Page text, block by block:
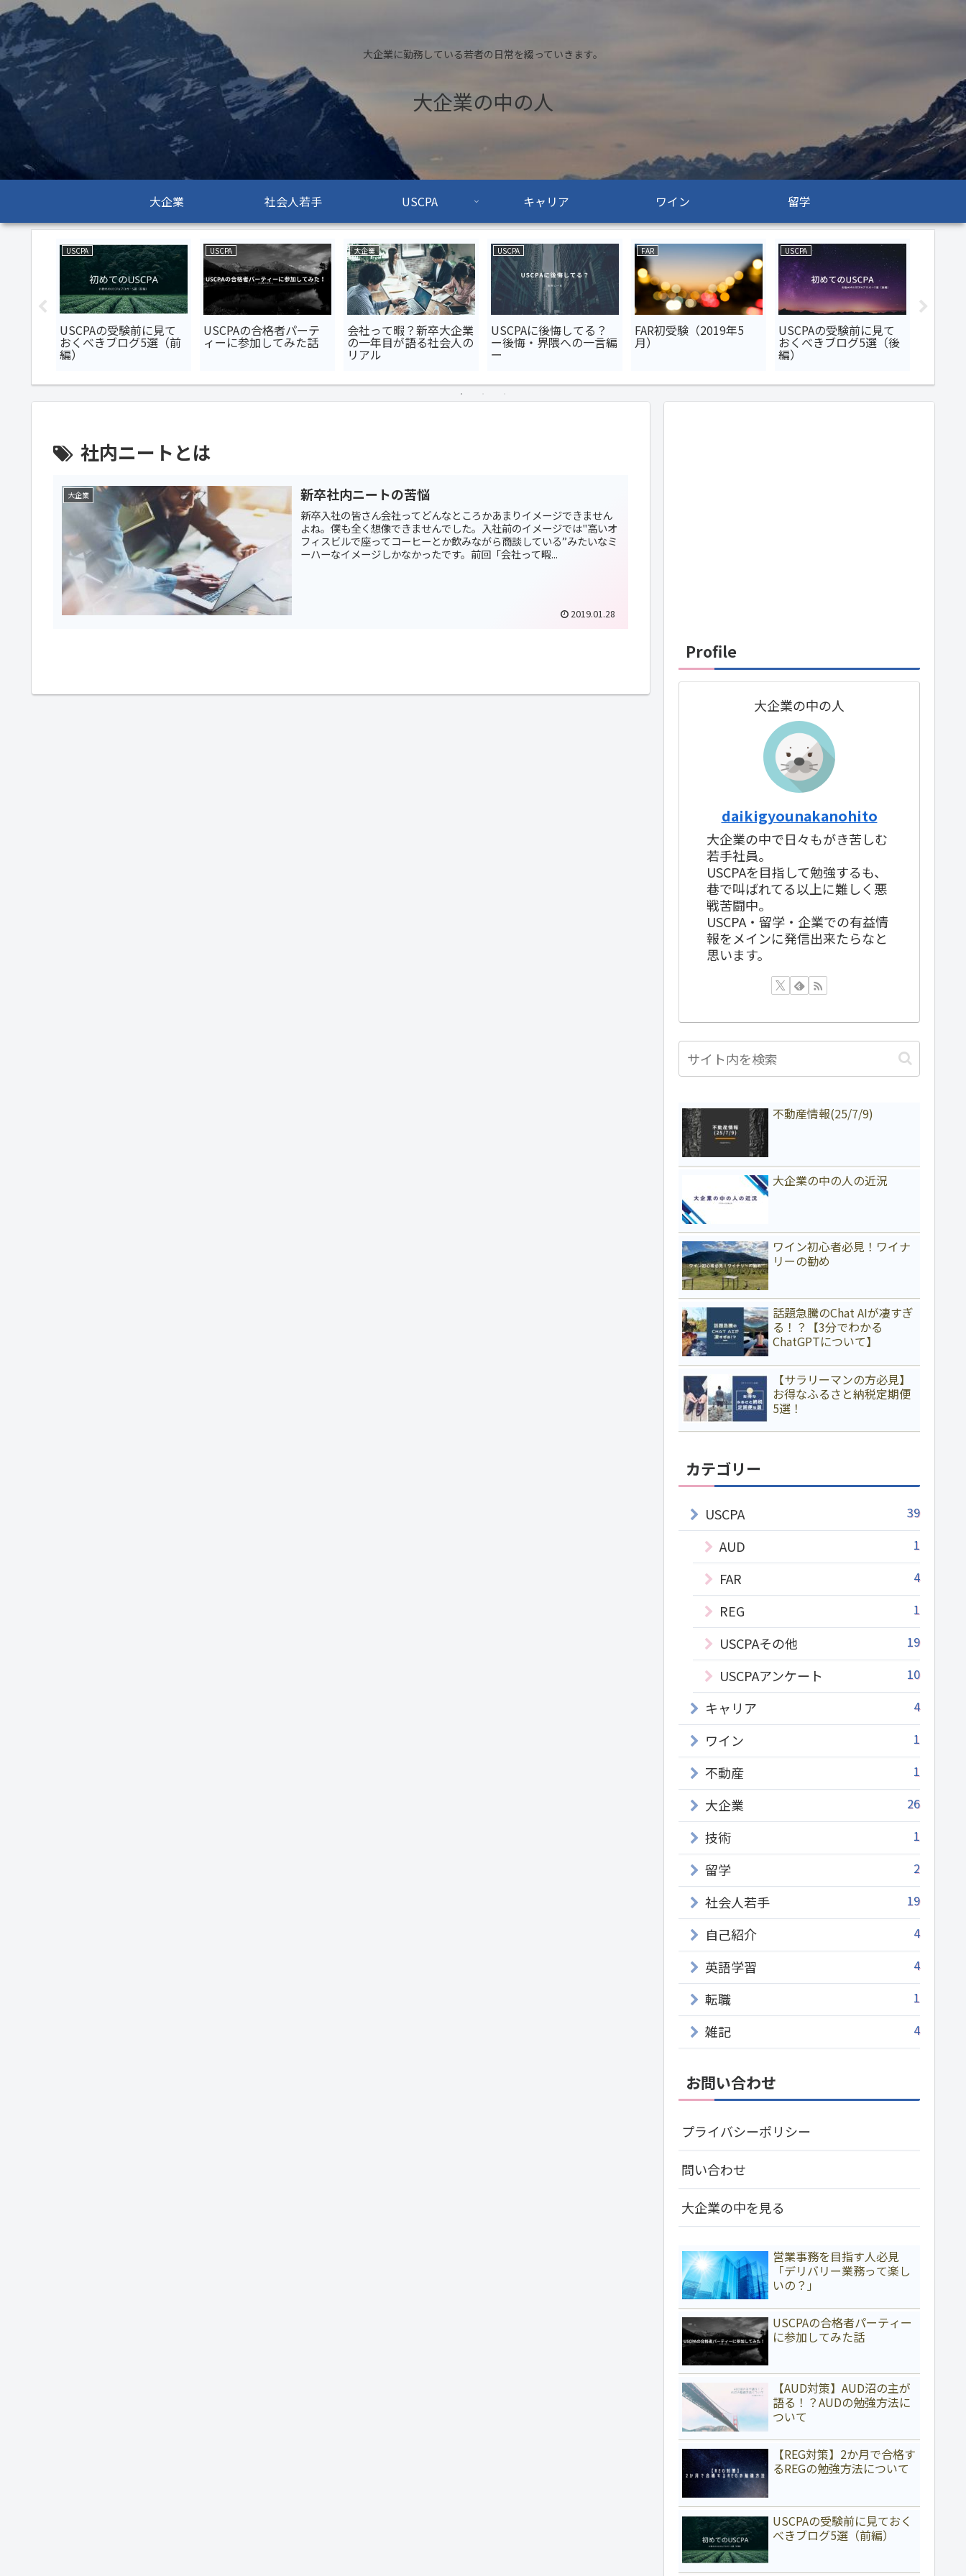
大企業に勤務している若者の日常を綴っていきます。
大企業の中の人
大企業 社会人若手 USCPA キャリア ワイン 留学
USCPA
USCPAの受験前に見て
おくべきブログ5選（前
編）
USCPA
USCPAの合格者パーテ
ィーに参加してみた話
大企業
会社って暇？新卒大企業
の一年目が語る社会人の
リアル
USCPA
USCPAに後悔してる？
ー後悔・界隈への一言編
ー
FAR
FAR初受験（2019年5
月）
USCPA
USCPAの受験前に見て
おくべきブログ5選（後
編）
社内ニートとは
大企業 新卒社内ニートの苦悩
新卒入社の皆さん会社ってどんなところかあまりイメージできません
よね。僕も全く想像できませんでした。入社前のイメージでは"高いオ
フィスビルで座ってコーヒーとか飲みながら商談している”みたいなミ
ーハーなイメージしかなかったです。前回「会社って暇...
2019.01.28
Profile
大企業の中の人
daikigyounakanohito
大企業の中で日々もがき苦しむ
若手社員。
USCPAを目指して勉強するも、
巷で叫ばれてる以上に難しく悪
戦苦闘中。
USCPA・留学・企業での有益情
報をメインに発信出来たらなと
思います。
不動産情報(25/7/9)
大企業の中の人の近況
ワイン初心者必見！ワイナ
リーの勧め
話題急騰のChat AIが凄すぎ
る！？【3分でわかる
ChatGPTについて】
【サラリーマンの方必見】
お得なふるさと納税定期便
5選！
カテゴリー
USCPA 39
AUD 1
FAR 4
REG 1
USCPAその他 19
USCPAアンケート 10
キャリア 4
ワイン 1
不動産 1
大企業 26
技術 1
留学 2
社会人若手 19
自己紹介 4
英語学習 4
転職 1
雑記 4
お問い合わせ
プライバシーポリシー
問い合わせ
大企業の中を見る
営業事務を目指す人必見
「デリバリー業務って楽し
いの？」
USCPAの合格者パーティー
に参加してみた話
【AUD対策】AUD沼の主が
語る！？AUDの勉強方法に
ついて
【REG対策】2か月で合格す
るREGの勉強方法について
USCPAの受験前に見ておく
べきブログ5選（前編）